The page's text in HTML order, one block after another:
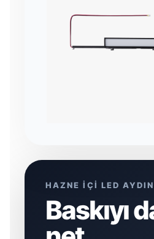
HAZNE İÇİ LED
Baskıyı